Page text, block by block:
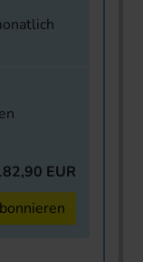
EUR